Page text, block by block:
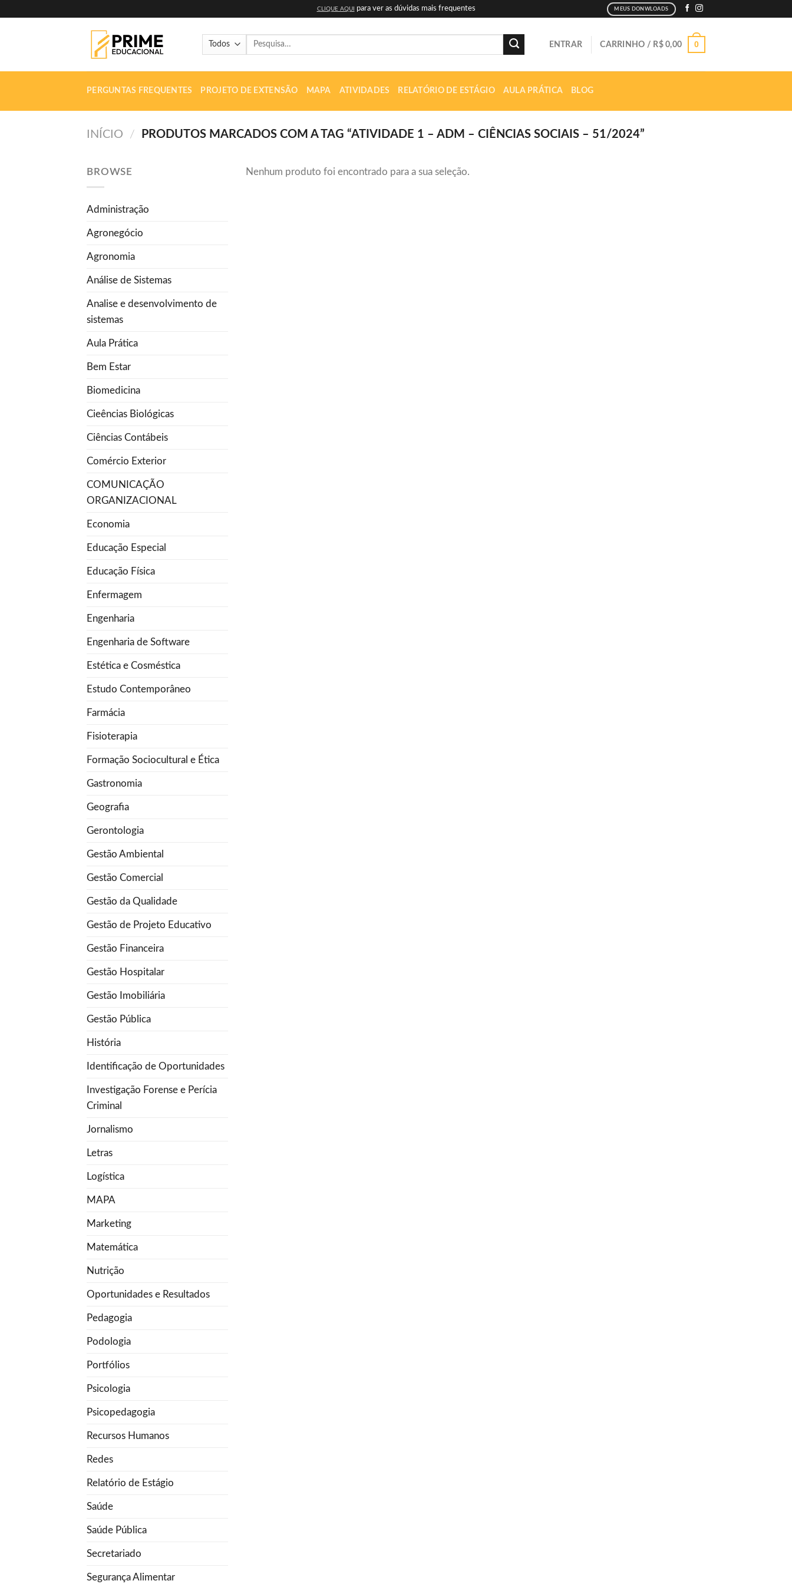
CLIQUE AQUI para ver as dúvidas mais frequentes MEUS DONWLOADS
Pesquisar
ENTRAR CARRINHO / R$0,00 0
PERGUNTAS FREQUENTES PROJETO DE EXTENSÃO MAPA ATIVIDADES RELATÓRIO DE ESTÁGIO AULA PRÁTICA BLOG
INÍCIO / PRODUTOS MARCADOS COM A TAG “ATIVIDADE 1 – ADM – CIÊNCIAS SOCIAIS – 51/2024”
BROWSE
Administração
Agronegócio
Agronomia
Análise de Sistemas
Analise e desenvolvimento de
sistemas
Aula Prática
Bem Estar
Biomedicina
Cieências Biológicas
Ciências Contábeis
Comércio Exterior
COMUNICAÇÃO
ORGANIZACIONAL
Economia
Educação Especial
Educação Física
Enfermagem
Engenharia
Engenharia de Software
Estética e Cosméstica
Estudo Contemporâneo
Farmácia
Fisioterapia
Formação Sociocultural e Ética
Gastronomia
Geografia
Gerontologia
Gestão Ambiental
Gestão Comercial
Gestão da Qualidade
Gestão de Projeto Educativo
Gestão Financeira
Gestão Hospitalar
Gestão Imobiliária
Gestão Pública
História
Identificação de Oportunidades
Investigação Forense e Perícia
Criminal
Jornalismo
Letras
Logística
MAPA
Marketing
Matemática
Nutrição
Oportunidades e Resultados
Pedagogia
Podologia
Portfólios
Psicologia
Psicopedagogia
Recursos Humanos
Redes
Relatório de Estágio
Saúde
Saúde Pública
Secretariado
Segurança Alimentar
Nenhum produto foi encontrado para a sua seleção.